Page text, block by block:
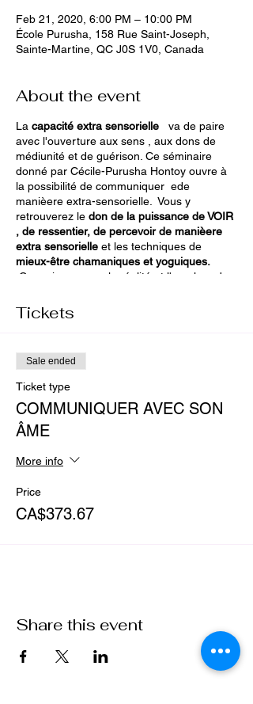
Feb 21, 2020, 6:00 PM – 10:00 PM
École Purusha, 158 Rue Saint-Joseph,
Sainte-Martine, QC J0S 1V0, Canada
About the event
La capacité extra sensorielle
va de paire
avec l'ouverture aux sens , aux dons de
médiunité et de guérison. Ce séminaire
donné par Cécile-Purusha Hontoy ouvre à
la possibilité de communiquer ede
manièere extra-sensorielle. Vous y
retrouverez le don de la puissance de VOIR
, de ressentier, de percevoir de manièere
extra sensorielle et les techniques de
mieux-être chamaniques et yoguiques.
Connaissez-vous la réalité et l'ampleur de
vivre avec leur point de résonnance ultime!
Cette initiation yoguique classique vous
un rituel d'importance et de recevoir votre
nom sacré.
Tickets
Sale ended
Ticket type
COMMUNIQUER AVEC SON
ÂME
More info
Price
CA$373.67
Share this event